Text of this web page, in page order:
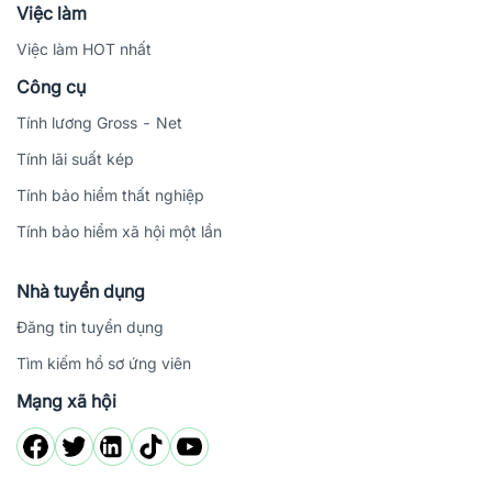
Việc làm
Việc làm HOT nhất
Công cụ
Tính lương Gross - Net
Tính lãi suất kép
Tính bảo hiểm thất nghiệp
Tính bảo hiểm xã hội một lần
Nhà tuyển dụng
Đăng tin tuyển dụng
Tìm kiếm hồ sơ ứng viên
Mạng xã hội